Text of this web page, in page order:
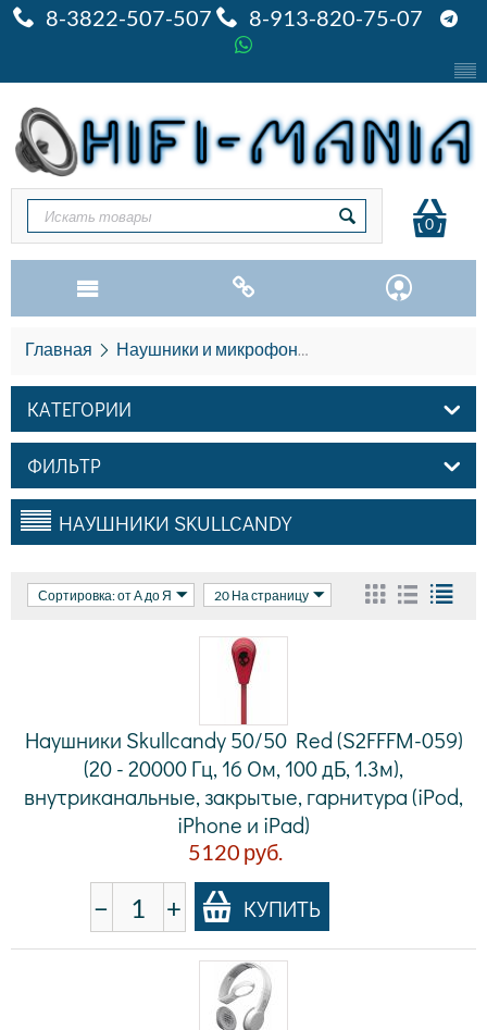
8-3822-507-507 8-913-820-75-07
0
Главная Наушники и микрофоны
КАТЕГОРИИ
ФИЛЬТР
НАУШНИКИ SKULLCANDY
Сортировка: от А до Я 20 На страницу
Наушники Skullcandy 50/50 Red (S2FFFM-059)
(20 - 20000 Гц, 16 Ом, 100 дБ, 1.3м),
внутриканальные, закрытые, гарнитура (iPod,
iPhone и iPad)
5120 руб.
− + КУПИТЬ